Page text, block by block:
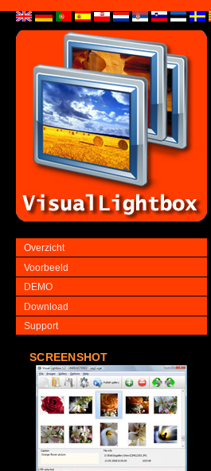
Overzicht
Voorbeeld
DEMO
Download
Support
SCREENSHOT